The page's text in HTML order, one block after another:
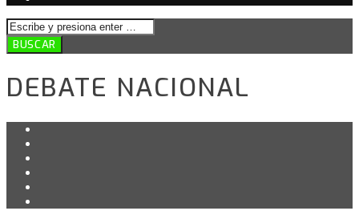
DEBATE NACIONAL